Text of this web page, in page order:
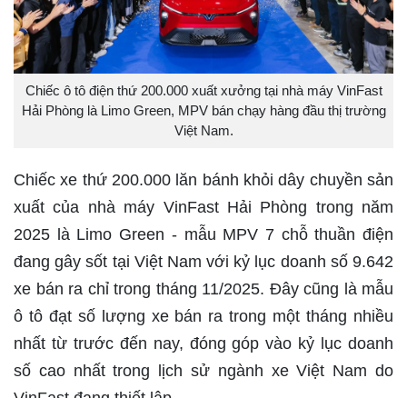
Chiếc ô tô điện thứ 200.000 xuất xưởng tại nhà máy VinFast
Hải Phòng là Limo Green, MPV bán chạy hàng đầu thị trường
Việt Nam.
Chiếc xe thứ 200.000 lăn bánh khỏi dây chuyền sản
xuất của nhà máy VinFast Hải Phòng trong năm
2025 là Limo Green - mẫu MPV 7 chỗ thuần điện
đang gây sốt tại Việt Nam với kỷ lục doanh số 9.642
xe bán ra chỉ trong tháng 11/2025. Đây cũng là mẫu
ô tô đạt số lượng xe bán ra trong một tháng nhiều
nhất từ trước đến nay, đóng góp vào kỷ lục doanh
số cao nhất trong lịch sử ngành xe Việt Nam do